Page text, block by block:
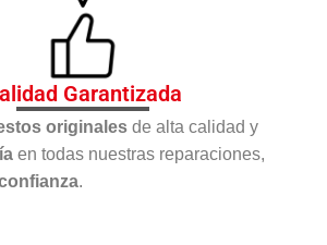
Garantizada
originales de alta calidad y
en todas nuestras reparaciones,
.